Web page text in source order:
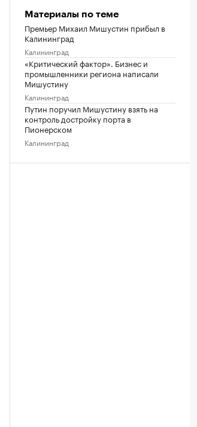
Материалы по теме
Премьер Михаил Мишустин прибыл в
Калининград
Калининград
«Критический фактор». Бизнес и
промышленники региона написали
Мишустину
Калининград
Путин поручил Мишустину взять на
контроль достройку порта в
Пионерском
Калининград